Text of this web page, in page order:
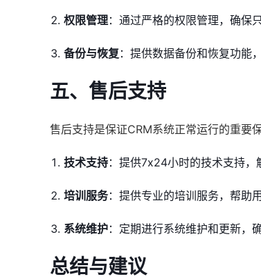
权限管理：通过严格的权限管理，确保
备份与恢复 ：提供数据备份和恢复功能
五、售后支持
售后支持是保证CRM系统正常运行的重要
技术支持：提供7x24小时的技术支持，
培训服务：提供专业的培训服务，帮助
系统维护：定期进行系统维护和更新，
总结与建议